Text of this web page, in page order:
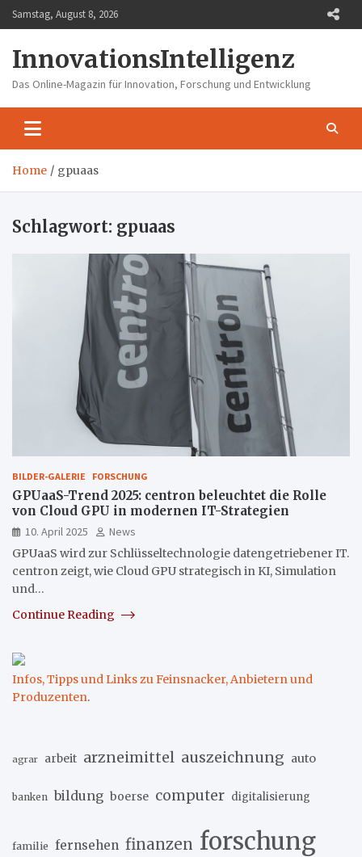
Skip
to
Samstag, August 8, 2026
InnovationsIntelligenz
Das Online-Magazin für Innovation, Forschung und Entwicklung
Home gpuaas
Schlagwort: gpuaas
BILDER-GALERIE FORSCHUNG
GPUaaS-Trend 2025: centron beleuchtet die Rolle
von Cloud GPU in modernen IT-Strategien
10. April 2025
News
GPUaaS wird zur Schlüsseltechnologie datengetriebener IT.
centron zeigt, wie Cloud GPU strategisch in KI, Simulation
und…
Continue Reading
Infos, Tipps und Links zu Feinsnacker, Anbietern und
Produzenten.
agrar arbeit arzneimittel auszeichnung auto
banken bildung boerse computer digitalisierung
familie fernsehen finanzen forschung